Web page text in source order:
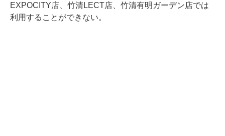
EXPOCITY店、竹清LECT店、竹清有明ガーデン店では
利用することができない。